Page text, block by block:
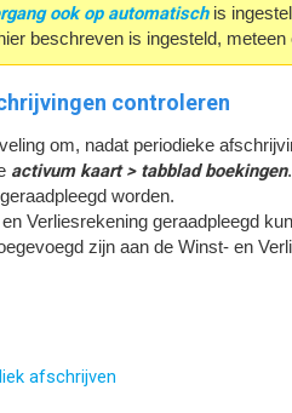
ook op automatischis
beschreven is ingesteld, meteen
controleren
om, nadat periodieke
activum kaart > tabblad boekingen
geraadpleegd worden.
Verliesrekening geraadpleegd
zijn aan de Winst- en
afschrijven